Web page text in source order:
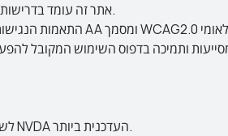
אתר זה עומד בדרישות תקנות שוויון זכויות לאנשים עם מוגבלות (התאמות נגישות לשירות), התשע"ג 2013.
לשם קבלת חווית גלישה מיטבית עם תוכנת הקראת מסך, אנו ממליצים לשימוש בתוכנת NVDA העדכנית ביותר.